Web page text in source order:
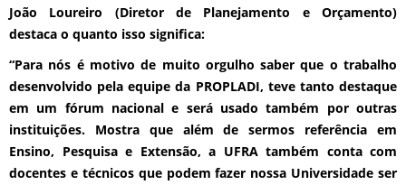
João Loureiro (Diretor de Planejamento e Orçamento)
destaca o quanto isso significa:
“Para nós é motivo de muito orgulho saber que o trabalho
desenvolvido pela equipe da PROPLADI, teve tanto destaque
em um fórum nacional e será usado também por outras
instituições. Mostra que além de sermos referência em
Ensino, Pesquisa e Extensão, a UFRA também conta com
docentes e técnicos que podem fazer nossa Universidade ser